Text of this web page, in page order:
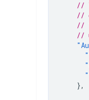
//
//
//
//
},